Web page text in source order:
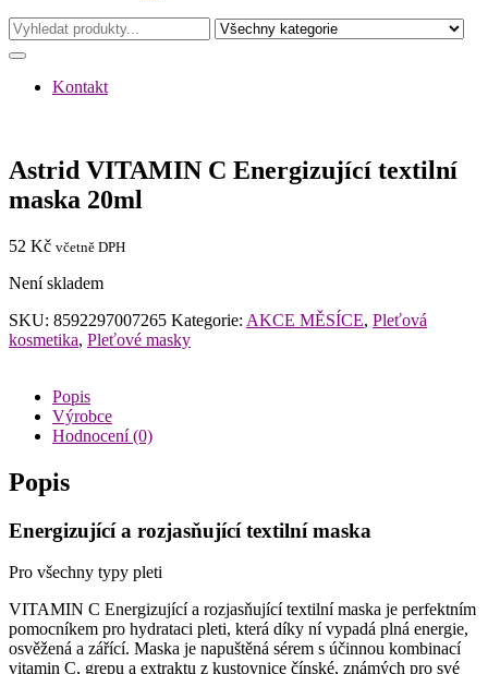
Kontakt
Astrid VITAMIN C Energizující textilní
maska 20ml
52 Kč včetně DPH
Není skladem
SKU: 8592297007265 Kategorie: AKCE MĚSÍCE, Pleťová
kosmetika, Pleťové masky
Popis
Výrobce
Hodnocení (0)
Popis
Energizující a rozjasňující textilní maska
Pro všechny typy pleti
VITAMIN C Energizující a rozjasňující textilní maska je perfektním
pomocníkem pro hydrataci pleti, která díky ní vypadá plná energie,
osvěžená a zářící. Maska je napuštěná sérem s účinnou kombinací
vitamin C, grepu a extraktu z kustovnice čínské, známých pro své